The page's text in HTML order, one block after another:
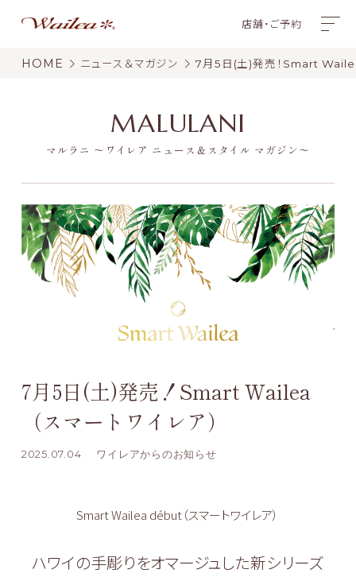
店舗・ご予約
HOME ニュース＆マガジン 7月5日(土)発売！Smart Wailea
MALULANI
マルラニ 〜ワイレア ニュース＆スタイル マガジン〜
7月5日(土)発売！Smart Wailea
（スマートワイレア）
2025.07.04 ワイレアからのお知らせ
Smart Wailea début（スマートワイレア）
ハワイの手彫りをオマージュした新シリーズ